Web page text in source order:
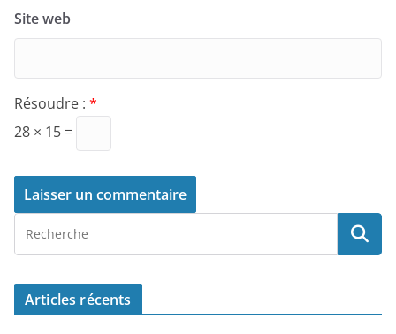
Site web
Résoudre : *
28 × 15 =
Articles récents